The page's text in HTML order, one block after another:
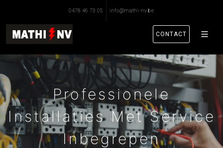
0478 46 73 05 info@mathi-nv.be
CONTACT
Professionele
Installaties Met Service
Inbegrepen